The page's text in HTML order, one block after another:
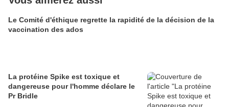
Le Comité d'éthique regrette la rapidité de la décision de la
vaccination des ados
La protéine Spike est toxique et
dangereuse pour l'homme déclare le
Pr Bridle